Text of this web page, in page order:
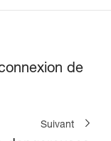
de
Suivant